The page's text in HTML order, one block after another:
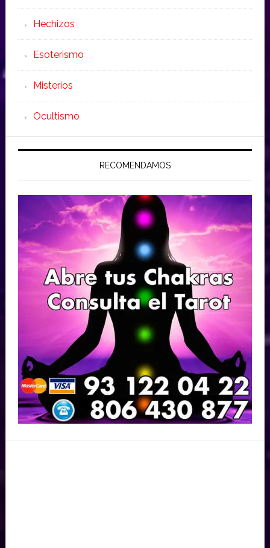
Hechizos
Esoterismo
Misterios
Ocultismo
RECOMENDAMOS